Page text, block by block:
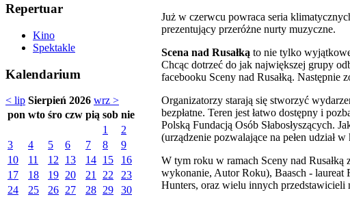
Repertuar
Kino
Spektakle
Kalendarium
< lip Sierpień 2026 wrz >
pon wto śro czw pią sob nie
1
2
3
4 5 6 7 8
9
10
11 12 13 14 15
16
17
18 19 20 21 22
23
24
25 26 27 28 29
30
Już w czerwcu powraca seria
prezentujący przeróżne nurty muzyczne.
Scena nad Rusałką to nie tylko
Chcąc dotrzeć do jak największej grupy
facebooku Sceny nad Rusałką. Następnie
Organizatorzy starają się stworzyć
bezpłatne. Teren jest łatwo dostępny i
Polską Fundacją Osób Słabosłyszących.
(urządzenie pozwalające na pełen udział
W tym roku w ramach Sceny nad
wykonanie, Autor Roku), Baasch - laureat
Hunters, oraz wielu innych przedstawicieli